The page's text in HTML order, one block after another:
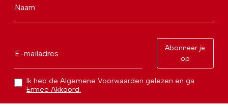
Naam
E-mailadres
Abonneer je
op
Ik heb de Algemene Voorwaarden gelezen en ga
Ermee Akkoord.